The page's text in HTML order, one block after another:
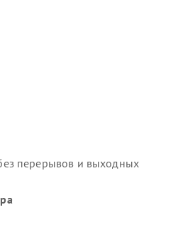
перерывов и выходных